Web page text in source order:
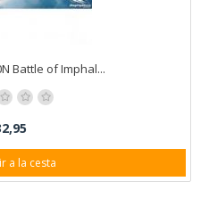
Battle of Imphal...
a la cesta